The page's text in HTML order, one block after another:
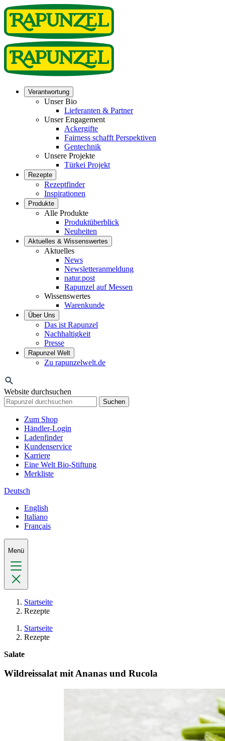
Verantwortung
Unser Bio
Lieferanten & Partner
Unser Engagement
Ackergifte
Fairness schafft Perspektiven
Gentechnik
Unsere Projekte
Türkei Projekt
Rezepte
Rezeptfinder
Inspirationen
Produkte
Alle Produkte
Produktüberblick
Neuheiten
Aktuelles & Wissenswertes
Aktuelles
News
Newsletteranmeldung
natur.post
Rapunzel auf Messen
Wissenswertes
Warenkunde
Über Uns
Das ist Rapunzel
Nachhaltigkeit
Presse
Rapunzel Welt
Zu rapunzelwelt.de
Website durchsuchen
Suchen
Zum Shop
Händler-Login
Ladenfinder
Kundenservice
Karriere
Eine Welt Bio-Stiftung
Merkliste
Deutsch
English
Italiano
Français
Menü
Startseite
Rezepte
Startseite
Rezepte
Salate
Wildreissalat mit Ananas und Rucola